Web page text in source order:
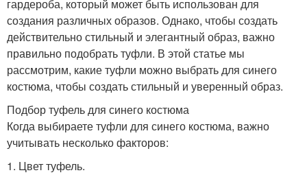
гардероба, который может быть использован для
создания различных образов. Однако, чтобы создать
действительно стильный и элегантный образ, важно
правильно подобрать туфли. В этой статье мы
рассмотрим, какие туфли можно выбрать для синего
костюма, чтобы создать стильный и уверенный образ.
Подбор туфель для синего костюма
Когда выбираете туфли для синего костюма, важно
учитывать несколько факторов:
1. Цвет туфель.